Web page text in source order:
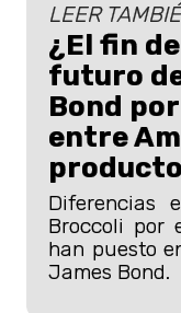
LEER
¿El fin
futuro
Bond
entre
Diferencias
Broccoli por
han puesto
James Bond.